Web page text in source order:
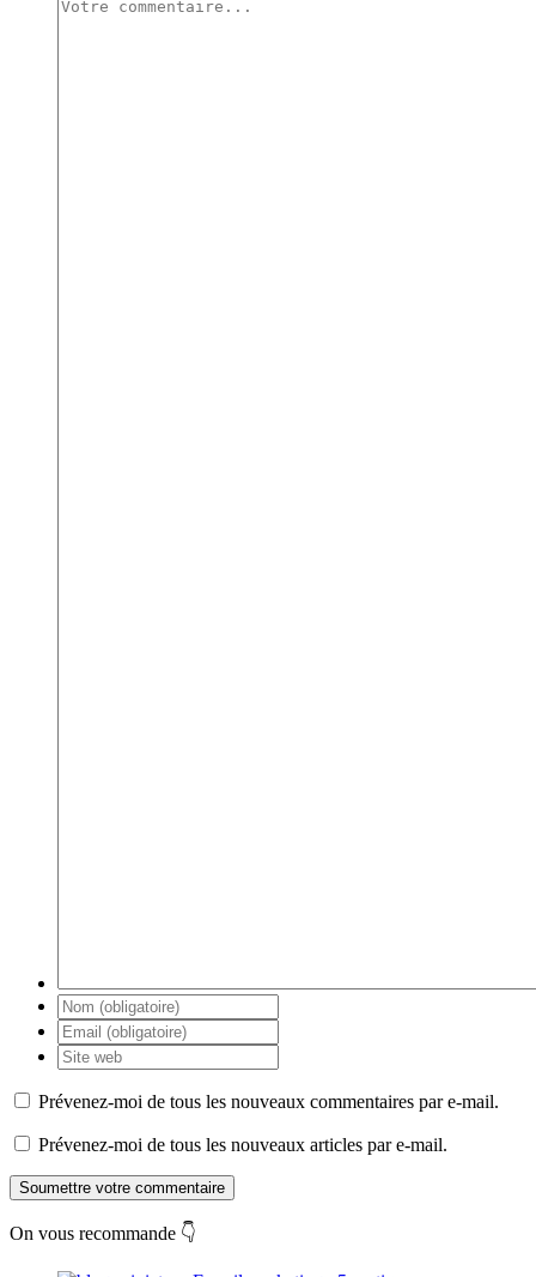
Prévenez-moi de tous les nouveaux commentaires par e-mail.
Prévenez-moi de tous les nouveaux articles par e-mail.
Soumettre votre commentaire
On vous recommande 👇